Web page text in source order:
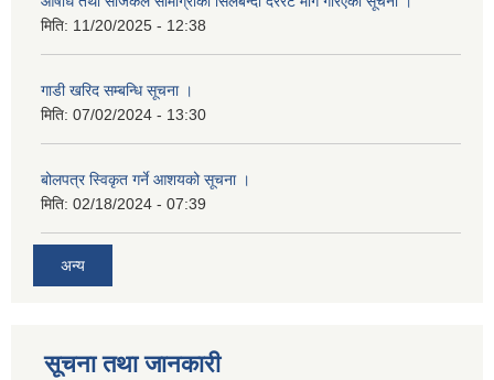
मिति: 11/20/2025 - 12:38
गाडी खरिद सम्बन्धि सूचना ।
मिति: 07/02/2024 - 13:30
बोलपत्र स्विकृत गर्ने आशयको सूचना ।
मिति: 02/18/2024 - 07:39
अन्य
सूचना तथा जानकारी